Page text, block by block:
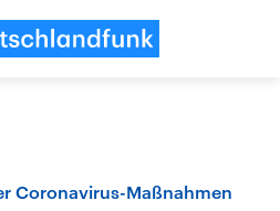
Coronavirus-Maßnahmen